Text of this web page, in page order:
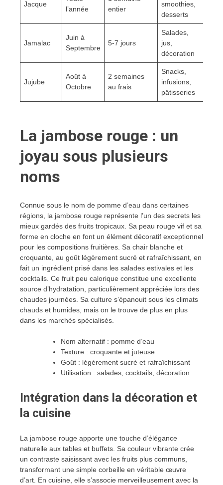
Jacque
l’année
entier
smoothies,
desserts
Jamalac
Juin à
Septembre
5-7 jours
Salades,
jus,
décoration
Jujube
Août à
Octobre
2 semaines
au frais
Snacks,
infusions,
pâtisseries
La jambose rouge : un
joyau sous plusieurs
noms
Connue sous le nom de pomme d’eau dans certaines
régions, la jambose rouge représente l’un des secrets les
mieux gardés des fruits tropicaux. Sa peau rouge vif et sa
forme en cloche en font un élément décoratif exceptionnel
pour les compositions fruitières. Sa chair blanche et
croquante, au goût légèrement sucré et rafraîchissant, en
fait un ingrédient prisé dans les salades estivales et les
cocktails. Ce fruit peu calorique constitue une excellente
source d’hydratation, particulièrement appréciée lors des
chaudes journées. Sa culture s’épanouit sous les climats
chauds et humides, mais on le trouve de plus en plus
dans les marchés spécialisés.
Nom alternatif : pomme d’eau
Texture : croquante et juteuse
Goût : légèrement sucré et rafraîchissant
Utilisation : salades, cocktails, décoration
Intégration dans la décoration et
la cuisine
La jambose rouge apporte une touche d’élégance
naturelle aux tables et buffets. Sa couleur vibrante crée
un contraste saisissant avec les fruits plus communs,
transformant une simple corbeille en véritable œuvre
d’art. En cuisine, elle s’associe merveilleusement avec la